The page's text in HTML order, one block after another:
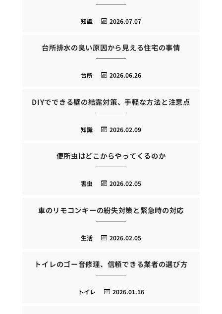
2026.07.07
知識
台所排水の臭い原因から見える住宅の事情
2026.06.26
台所
DIYでできる壁の結露対策、手軽な方法と注意点
2026.02.09
知識
便所虫はどこからやってくるのか
2026.02.05
害虫
車のリモコンキーの紛失対策と緊急時の対応
2026.02.05
生活
トイレのゴー音修理、信頼できる業者の選び方
2026.01.16
トイレ